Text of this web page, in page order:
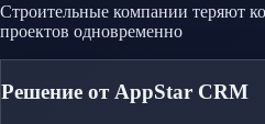
Строительные компании теряют
проектов одновременно
Решение от AppStar CRM